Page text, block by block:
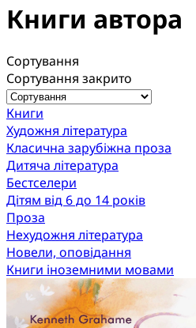
Книги автора
Сортування
Сортування закрито
Книги
Художня література
Класична зарубіжна проза
Дитяча література
Бестселери
Дітям від 6 до 14 років
Проза
Нехудожня література
Новели, оповідання
Книги іноземними мовами